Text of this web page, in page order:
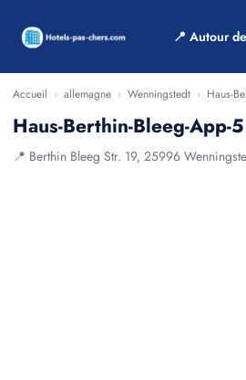
📍 Autour
Accueil › allemagne › Wenningstedt › Haus-
Haus-Berthin-Bleeg-App-5
📍 Berthin Bleeg Str. 19, 25996